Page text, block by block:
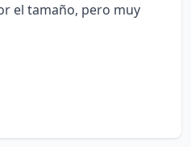
el tamaño, pero muy